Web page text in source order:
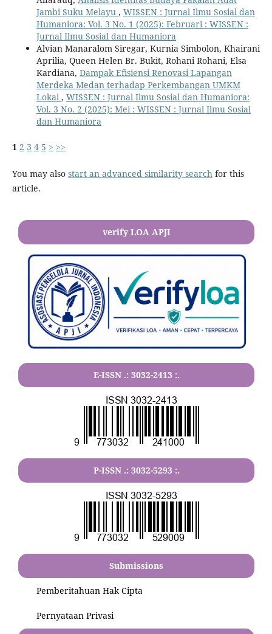
Jambi Suku Melayu , WISSEN : Jurnal Ilmu Sosial dan
Humaniora: Vol. 3 No. 1 (2025): Februari : WISSEN :
Jurnal Ilmu Sosial dan Humaniora
Alvian Manaralom Siregar, Kurnia Simbolon, Khairani
Aprilia, Queen Helen Br. Bukit, Rohani Rohani, Elsa
Kardiana, Dampak Efisiensi Renovasi Lapangan
Merdeka Medan terhadap Perkembangan UMKM
Lokal , WISSEN : Jurnal Ilmu Sosial dan Humaniora:
Vol. 3 No. 2 (2025): Mei : WISSEN : Jurnal Ilmu Sosial
dan Humaniora
1 2 3 4 5 > >>
You may also start an advanced similarity searchfor this
article.
verify LOA APJI
E-ISSN .: 3032-2413 :.
P-ISSN .: 3032-5293 :.
Submissions
Pemberitahuan Hak Cipta
Pernyataan Privasi